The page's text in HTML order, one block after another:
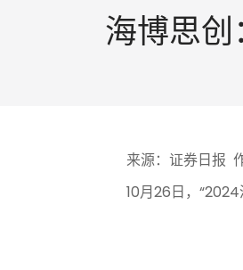
海博思
来源：证券日报
10月26日，“2024